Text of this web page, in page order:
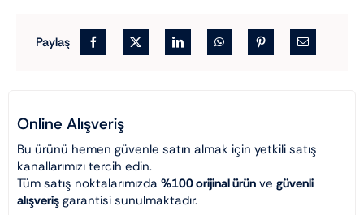
Paylaş
Online Alışveriş
Bu ürünü hemen güvenle satın almak için yetkili satış
kanallarımızı tercih edin.
Tüm satış noktalarımızda %100 orijinal ürün ve güvenli
alışveriş garantisi sunulmaktadır.